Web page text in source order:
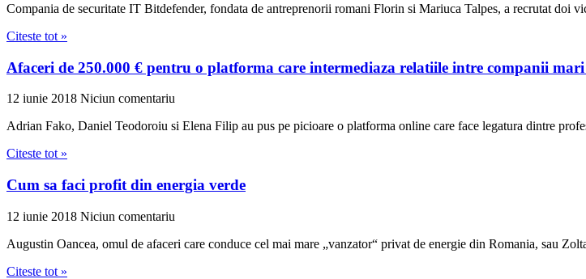
Compania de securitate IT Bitdefender, fondata de antreprenorii romani Florin si Mariuca Talpes, a recrutat doi
Citeste tot »
Afaceri de 250.000 € pentru o platforma care intermediaza relatiile intre companii
12 iunie 2018 Niciun comentariu
Adrian Fako, Daniel Teodoroiu si Elena Filip au pus pe picioare o platforma online care face legatura dintre
Citeste tot »
Cum sa faci profit din energia verde
12 iunie 2018 Niciun comentariu
Augustin Oancea, omul de afaceri care conduce cel mai mare „vanzator“ privat de energie din Romania, sau
Citeste tot »